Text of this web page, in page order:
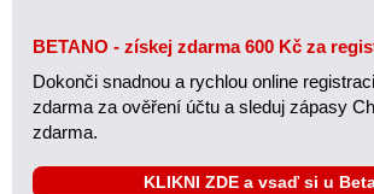
BETANO - získej zdarma 600 Kč za
Dokonči snadnou a rychlou online
zdarma za ověření účtu a sleduj zápasy
zdarma.
KLIKNI ZDE a vsaď si u